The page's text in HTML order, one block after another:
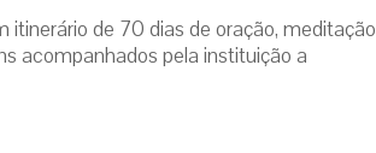
itinerário de 70 dias de oração, meditação
acompanhados pela instituição a